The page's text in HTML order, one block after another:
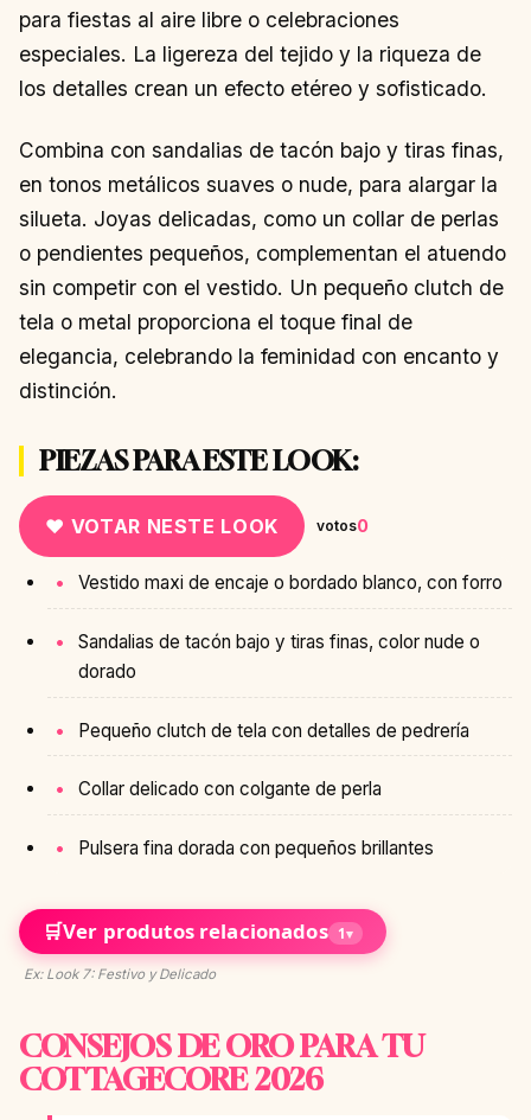
para fiestas al aire libre o celebraciones
especiales. La ligereza del tejido y la riqueza de
los detalles crean un efecto etéreo y sofisticado.
Combina con sandalias de tacón bajo y tiras finas,
en tonos metálicos suaves o nude, para alargar la
silueta. Joyas delicadas, como un collar de perlas
o pendientes pequeños, complementan el atuendo
sin competir con el vestido. Un pequeño clutch de
tela o metal proporciona el toque final de
elegancia, celebrando la feminidad con encanto y
distinción.
PIEZAS PARA ESTE LOOK:
♥ VOTAR NESTE LOOK votos0
Vestido maxi de encaje o bordado blanco, con forro
Sandalias de tacón bajo y tiras finas, color nude o
dorado
Pequeño clutch de tela con detalles de pedrería
Collar delicado con colgante de perla
Pulsera fina dorada con pequeños brillantes
🛒Ver produtos relacionados 1▾
Ex: Look 7: Festivo y Delicado
CONSEJOS DE ORO PARA TU
COTTAGECORE 2026